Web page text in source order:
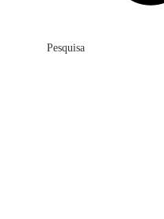
Pesquisa